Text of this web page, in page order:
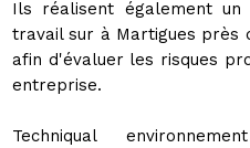
Ils réalisent également
travail sur à Martigues près
afin d'évaluer les risques
entreprise.
Techniqual